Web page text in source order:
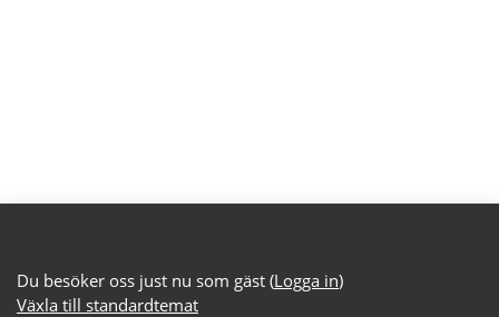
Du besöker oss just nu som gäst (Logga in)
Växla till standardtemat